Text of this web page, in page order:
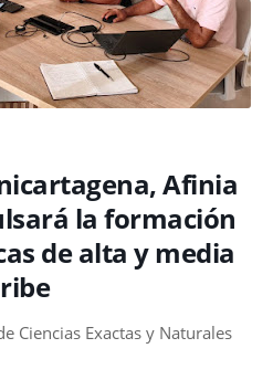
Afinia
la formación
de alta y media
Ciencias Exactas y Naturales